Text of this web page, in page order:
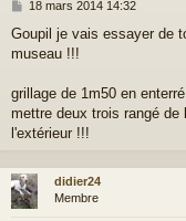
M
s
s
g
18 mars 2014 14:32
Goupil je vais essayer de
museau !!!
grillage de 1m50 en
mettre deux trois rangé
l'extérieur !!!
didier24
Membre